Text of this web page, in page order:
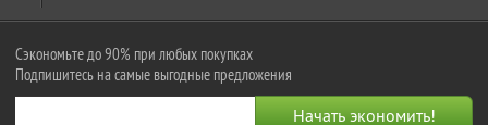
Сэкономьте до 90% при любых покупках
Подпишитесь на самые выгодные предложения